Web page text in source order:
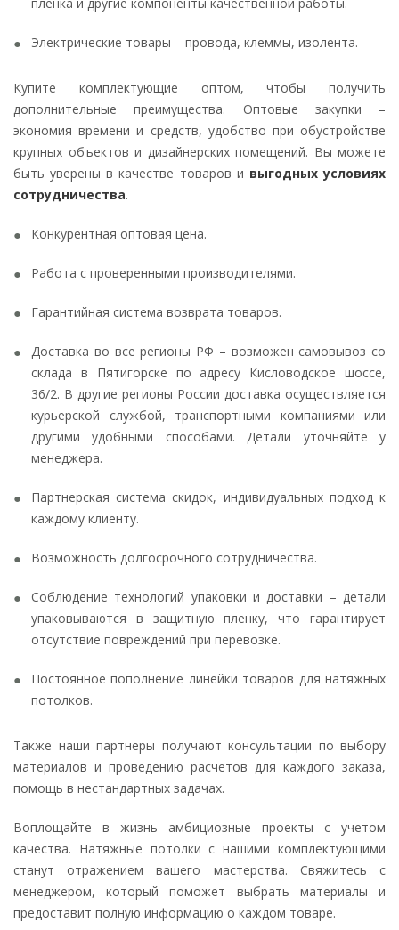
Электрические товары – провода, клеммы, изолента.
Купите комплектующие оптом, чтобы получить
дополнительные преимущества. Оптовые закупки –
экономия времени и средств, удобство при обустройстве
крупных объектов и дизайнерских помещений. Вы можете
быть уверены в качестве товаров и выгодных условиях
сотрудничества.
Конкурентная оптовая цена.
Работа с проверенными производителями.
Гарантийная система возврата товаров.
Доставка во все регионы РФ – возможен самовывоз со
склада в Пятигорске по адресу Кисловодское шоссе,
36/2. В другие регионы России доставка осуществляется
курьерской службой, транспортными компаниями или
другими удобными способами. Детали уточняйте у
менеджера.
Партнерская система скидок, индивидуальных подход к
каждому клиенту.
Возможность долгосрочного сотрудничества.
Соблюдение технологий упаковки и доставки – детали
упаковываются в защитную пленку, что гарантирует
отсутствие повреждений при перевозке.
Постоянное пополнение линейки товаров для натяжных
потолков.
Также наши партнеры получают консультации по выбору
материалов и проведению расчетов для каждого заказа,
помощь в нестандартных задачах.
Воплощайте в жизнь амбициозные проекты с учетом
качества. Натяжные потолки с нашими комплектующими
станут отражением вашего мастерства. Свяжитесь с
менеджером, который поможет выбрать материалы и
предоставит полную информацию о каждом товаре.